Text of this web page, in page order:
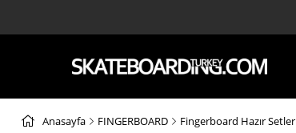
Anasayfa FINGERBOARD Fingerboard Hazır Setler